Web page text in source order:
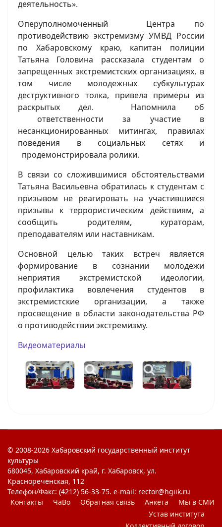
деятельность».
Оперуполномоченный Центра по
противодействию экстремизму УМВД России
по Хабаровскому краю, капитан полиции
Татьяна Головина рассказала студентам о
запрещенных экстремистских организациях, в
том числе молодежных субкультурах
деструктивного толка, привела примеры из
раскрытых дел. Напомнила об
ответственности за участие в
несанкционированных митингах, правилах
поведения в социальных сетях и
продемонстрировала ролики.
В связи со сложившимися обстоятельствами
Татьяна Васильевна обратилась к студентам с
призывом не реагировать на участившиеся
призывы к террористическим действиям, а
сообщить родителям, кураторам,
преподавателям или наставникам.
Основной целью таких встреч является
формирование в сознании молодёжи
неприятия экстремистской идеологии,
профилактика вовлечения студентов в
экстремистские организации, а также
просвещение в области законодательства РФ
о противодействии экстремизму.
Видеоматериалы
© 2008-2026 Хабаровский государственный институт
культуры
680045, Хабаровский край, г. Хабаровск, ул.
Краснореченская, 112
Телефон/Факс: (4212) 56-33-75. e-mail: rector@hgiik.ru
Контакты
ЧаВо Обратная связь Анкета
Мы в СМИ
Устав института